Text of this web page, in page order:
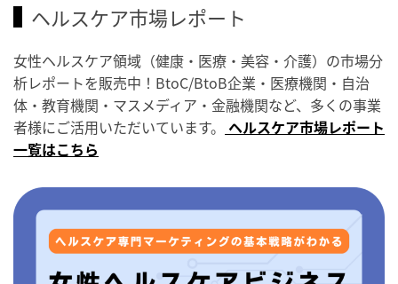
ヘルスケア市場レポート
女性ヘルスケア領域（健康・医療・美容・介護）の市場分
析レポートを販売中！BtoC/BtoB企業・医療機関・自治
体・教育機関・マスメディア・金融機関など、多くの事業
者様にご活用いただいています。 ヘルスケア市場レポート
一覧はこちら